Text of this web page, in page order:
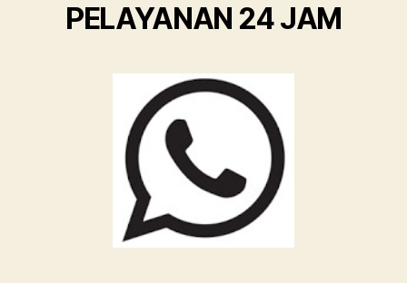
PELAYANAN 24 JAM